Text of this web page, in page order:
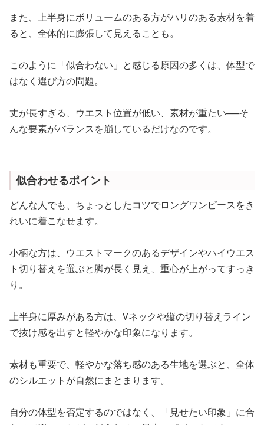
また、上半身にボリュームのある方がハリのある素材を着
ると、全体的に膨張して見えることも。
このように「似合わない」と感じる原因の多くは、体型で
はなく選び方の問題。
丈が長すぎる、ウエスト位置が低い、素材が重たい──そ
んな要素がバランスを崩しているだけなのです。
似合わせるポイント
どんな人でも、ちょっとしたコツでロングワンピースをき
れいに着こなせます。
小柄な方は、ウエストマークのあるデザインやハイウエス
ト切り替えを選ぶと脚が長く見え、重心が上がってすっき
り。
上半身に厚みがある方は、Vネックや縦の切り替えライン
で抜け感を出すと軽やかな印象になります。
素材も重要で、軽やかな落ち感のある生地を選ぶと、全体
のシルエットが自然にまとまります。
自分の体型を否定するのではなく、「見せたい印象」に合